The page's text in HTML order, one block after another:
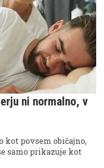
ni normalno, v
kot povsem običajno,
samo prikazuje kot